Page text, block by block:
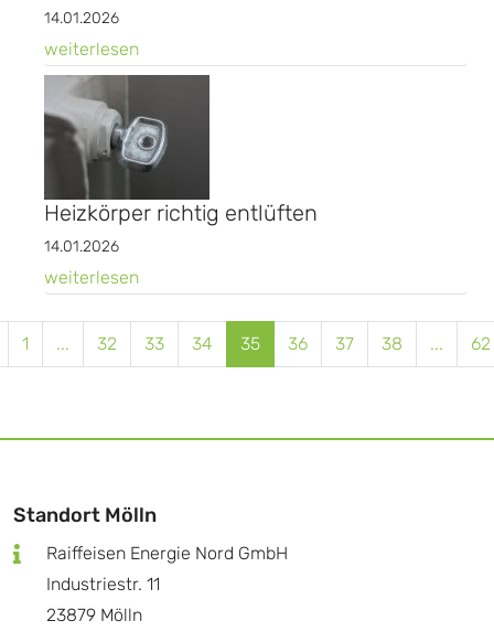
14.01.2026
weiterlesen
Heizkörper richtig entlüften
14.01.2026
weiterlesen
1 ... 32 33 34 35 36 37 38 ... 62
Standort Mölln
Raiffeisen Energie Nord GmbH
Industriestr. 11
23879 Mölln